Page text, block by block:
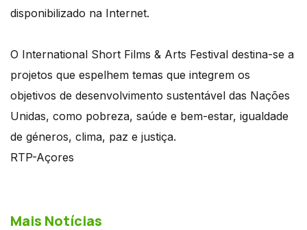
disponibilizado na Internet.
O International Short Films & Arts Festival destina-se a
projetos que espelhem temas que integrem os
objetivos de desenvolvimento sustentável das Nações
Unidas, como pobreza, saúde e bem-estar, igualdade
de géneros, clima, paz e justiça.
RTP-Açores
Mais Notícias